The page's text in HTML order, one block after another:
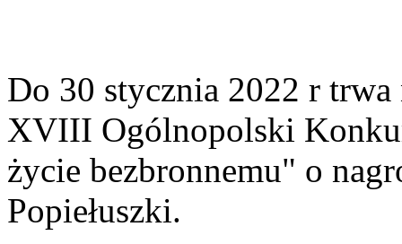
Do 30 stycznia 2022 r trwa
XVIII Ogólnopolski
życie bezbronnemu" o
Popiełuszki.